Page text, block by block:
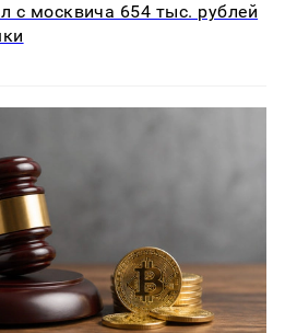
с москвича 654 тыс. рублей